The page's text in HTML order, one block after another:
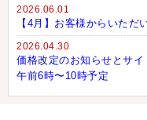
2026.06.01
【4月】お客様からいただ
2026.04.30
価格改定のお知らせとサ
午前6時〜10時予定